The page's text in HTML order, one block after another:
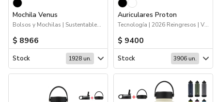
Mochila Venus
Bolsos y Mochilas | Sustentables | Logo 24hs | Viajes
$ 8966
Stock 1928 un.
Auriculares Proton
Tecnología | 2026 Reingresos | Viajes | Deporte
$ 9400
Stock 3906 un.